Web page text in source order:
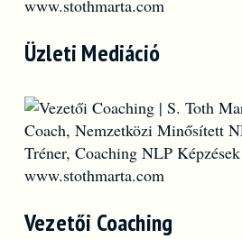
Üzleti Mediáció
Vezetői Coaching